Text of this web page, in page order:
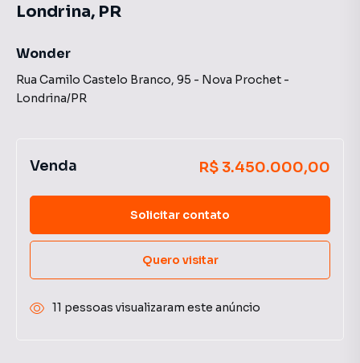
Londrina, PR
Wonder
Rua Camilo Castelo Branco, 95 - Nova Prochet -
Londrina/PR
Venda R$ 3.450.000,00
Solicitar contato
Quero visitar
11 pessoas visualizaram este anúncio